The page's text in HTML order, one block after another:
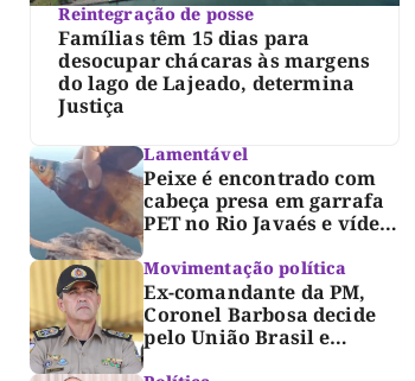
Reintegração de posse
Famílias têm 15 dias para
desocupar chácaras às margens
do lago de Lajeado, determina
Justiça
Lamentável
Peixe é encontrado com
cabeça presa em garrafa
PET no Rio Javaés e vídeo
lixo nos rios
Movimentação política
Ex-comandante da PM,
Coronel Barbosa decide
pelo União Brasil e